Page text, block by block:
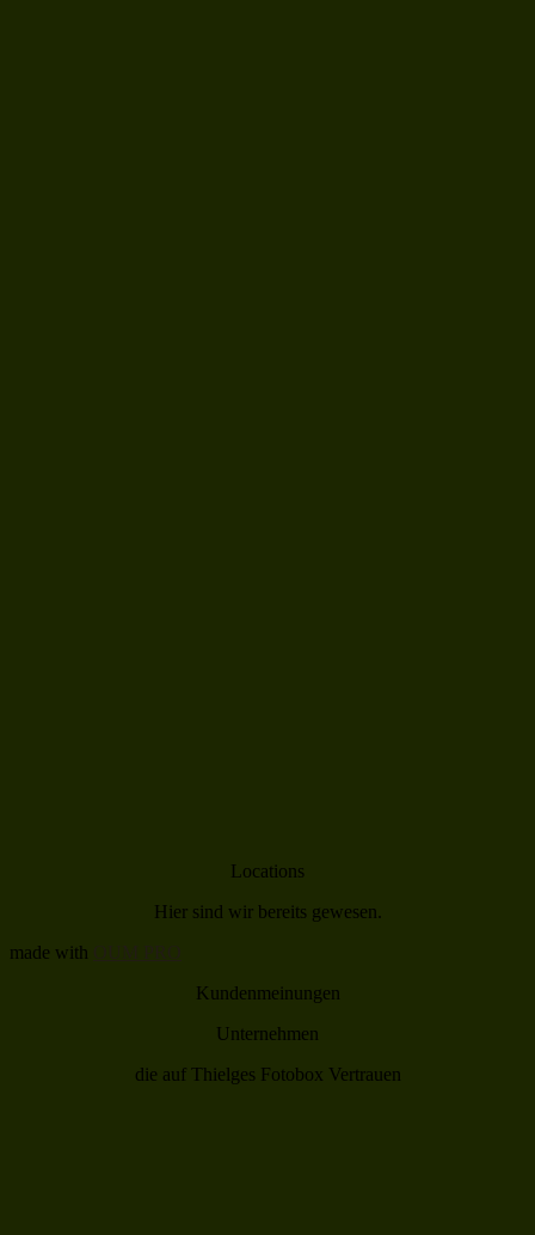
Locations
Hier sind wir bereits gewesen.
made with
Kundenmeinungen
Unternehmen
die auf Thielges Fotobox Vertrauen